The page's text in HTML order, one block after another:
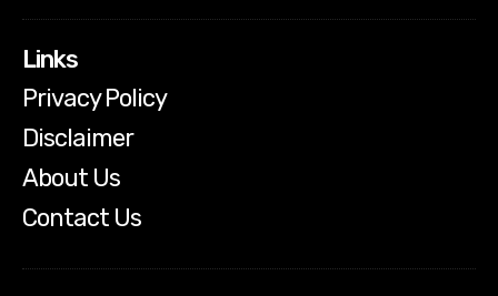
Links
Privacy Policy
Disclaimer
About Us
Contact Us